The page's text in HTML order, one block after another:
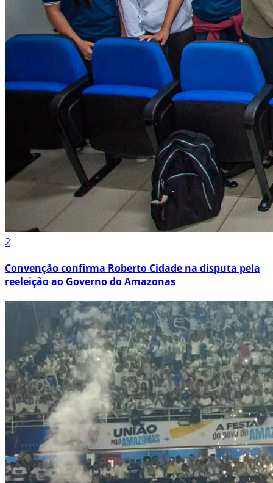
2
Convenção confirma Roberto Cidade na disputa pela
reeleição ao Governo do Amazonas